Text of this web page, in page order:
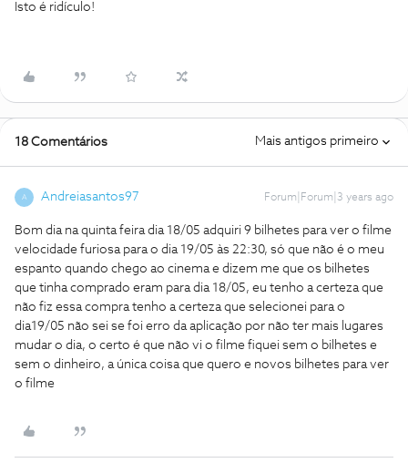
Isto é ridículo!
18 Comentários Mais antigos primeiro
A Andreiasantos97 Forum|Forum|3 years ago
Bom dia na quinta feira dia 18/05 adquiri 9 bilhetes para ver o filme
velocidade furiosa para o dia 19/05 às 22:30, só que não é o meu
espanto quando chego ao cinema e dizem me que os bilhetes
que tinha comprado eram para dia 18/05, eu tenho a certeza que
não fiz essa compra tenho a certeza que selecionei para o
dia19/05 não sei se foi erro da aplicação por não ter mais lugares
mudar o dia, o certo é que não vi o filme fiquei sem o bilhetes e
sem o dinheiro, a única coisa que quero e novos bilhetes para ver
o filme